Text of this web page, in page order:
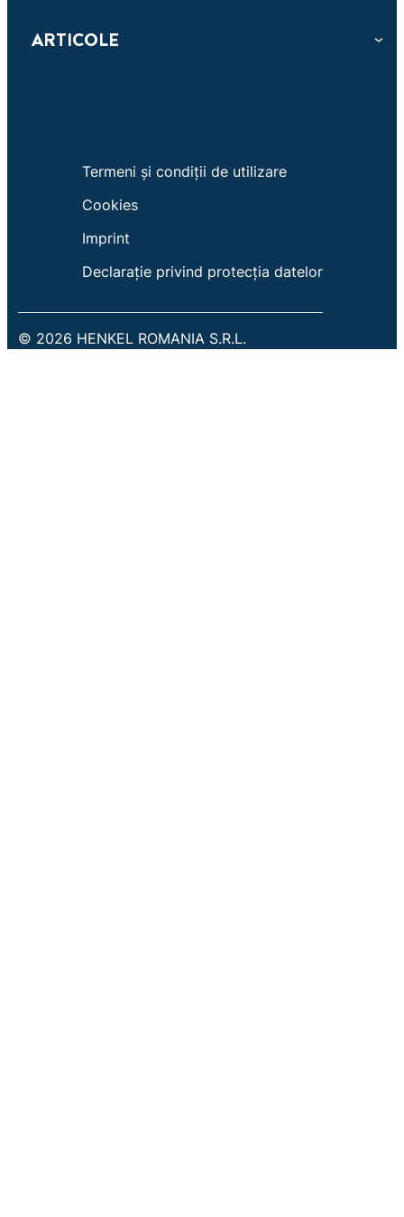
ARTICOLE
Termeni și condiții de utilizare
Cookies
Imprint
Declarație privind protecția datelor
© 2026 HENKEL ROMANIA S.R.L.